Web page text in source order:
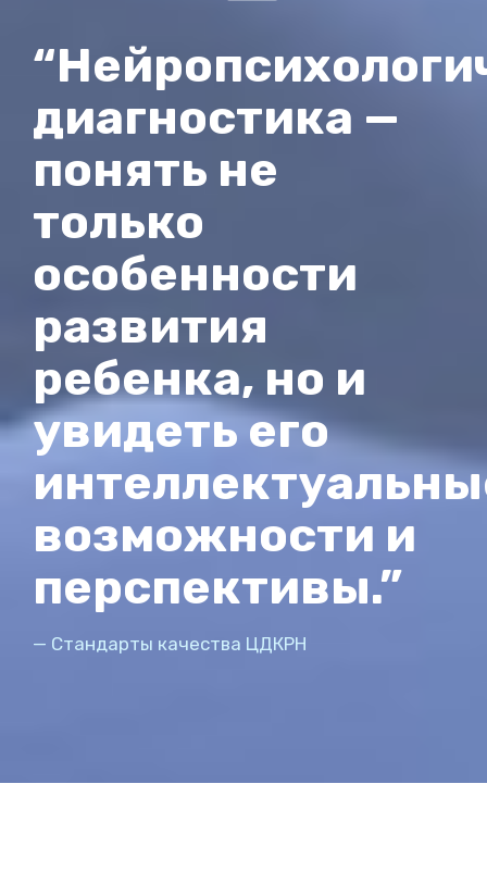
диагностика —
понять не
только
особенности
развития
ребенка, но и
увидеть его
возможности и
перспективы.”
— Стандарты качества ЦДКРН